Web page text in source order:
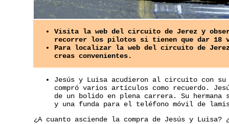
Visita la web del circuito de Jerez y
recorrer los pilotos si tienen que dar 18
Para localizar la web del circuito de
creas convenientes.
Jesús y Luisa acudieron al circuito con su
compró varios artículos como recuerdo.
de un bolido en plena carrera. Su hermana
y una funda para el teléfono móvil de
¿A cuanto asciende la compra de Jesús y Luisa?